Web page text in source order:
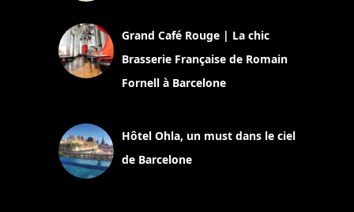
Grand Café Rouge | La chic
Brasserie Française de Romain
Fornell à Barcelone
Hôtel Ohla, un must dans le ciel
de Barcelone